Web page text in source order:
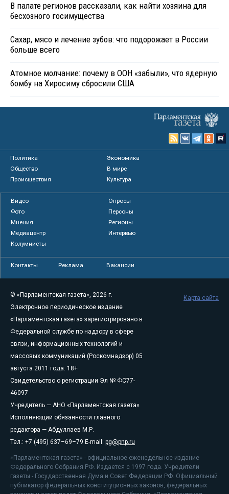
В палате регионов рассказали, как найти хозяина для
бесхозного госимущества
Сахар, мясо и лечение зубов: что подорожает в России
больше всего
Атомное молчание: почему в ООН «забыли», что ядерную
бомбу на Хиросиму сбросили США
Политика
Экономика
Общество
В мире
Происшествия
Культура
Видео
Опросы
Фото
Персоны
Мнения
Регионы
Медиацентр
Интервью
Колумнисты
Контакты Реклама Вакансии
© «Парламентская газета», 2026 г.
Электронное периодическое издание
«Парламентская газета» зарегистрировано в
Федеральной службе по надзору в сфере
связи, информационных технологий и
массовых коммуникаций (Роскомнадзор) 05
августа 2011 года. 18+
Свидетельство о регистрации Эл № ФС77-
46097
Учредитель — АНО «Парламентская газета»
Исполняющий обязанности главного
редактора — Абдуллаев М.Р.
Тел.: +7 (495) 637–69–79 E-mail: pg@pnp.ru
«Парламентская газета» - официальное еженедельное издание
Федерального Собрания РФ. Издается с 1997 года. Учредители
газеты - Государственная Дума и Совет Федерации РФ. Официальный
публикатор федеральных конституционных законов, федеральных
Карта сайта